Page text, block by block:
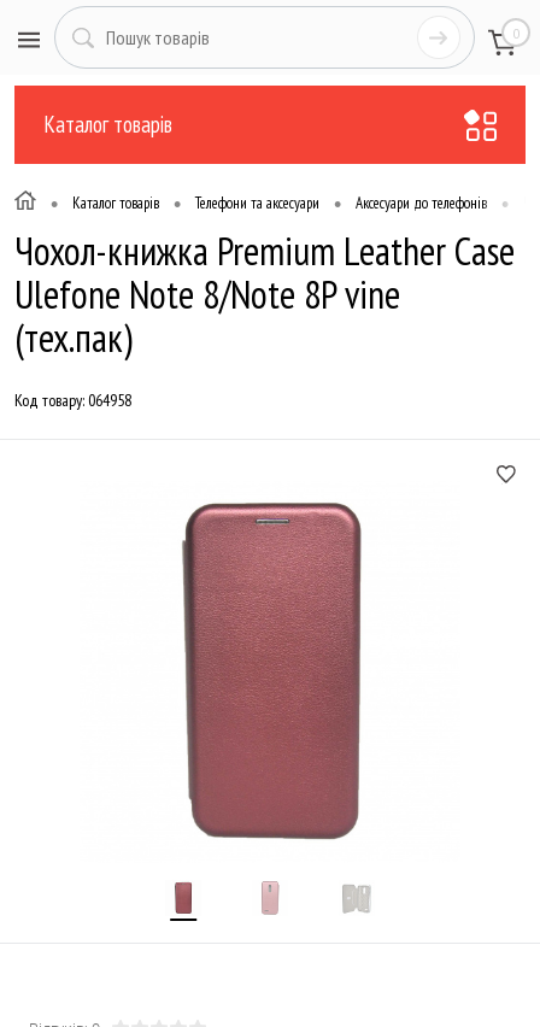
0
Каталог товарів
• Каталог товарів • Телефони та аксесуари • Аксесуари до телефонів •
Чохол-книжка Premium Leather Case
Ulefone Note 8/Note 8P vine
(тех.пак)
Код товару:064958